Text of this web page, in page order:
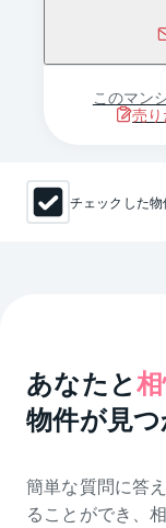
このマン
売
チェックした物
あなたと
物件が見
簡単な質問に答
ることができ、